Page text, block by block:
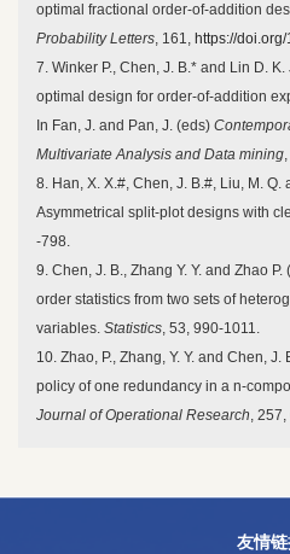
optimal fractional order-of-addition
Probability Letters, 161, https://
7. Winker P., Chen, J. B.* and Lin D.
optimal design for order-of-addition
In Fan, J. and Pan, J. (eds)
Multivariate Analysis and Data mining
8. Han, X. X.#, Chen, J. B.#, Liu, M. Q.
Asymmetrical split-plot designs with
-798.
9. Chen, J. B., Zhang Y. Y. and Zhao
order statistics from two sets of
variables. Statistics, 53, 990-1011.
10. Zhao, P., Zhang, Y. Y. and Chen,
policy of one redundancy in a n-
Journal of Operational Research,
友情